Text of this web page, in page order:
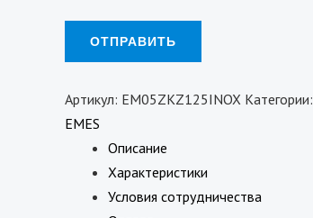
Артикул: EM05ZKZ125INOX Категории:
EMES
Описание
Характеристики
Условия сотрудничества